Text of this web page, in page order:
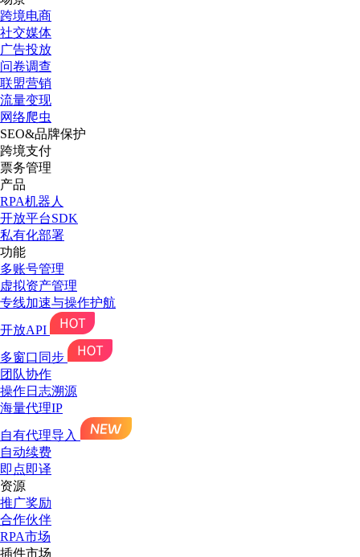
跨境电商
社交媒体
广告投放
问卷调查
联盟营销
流量变现
网络爬虫
SEO&品牌保护
跨境支付
票务管理
产品
RPA机器人
开放平台SDK
私有化部署
功能
多账号管理
虚拟资产管理
专线加速与操作护航
开放API
多窗口同步
团队协作
操作日志溯源
海量代理IP
自有代理导入
自动续费
即点即译
资源
推广奖励
合作伙伴
RPA市场
插件市场